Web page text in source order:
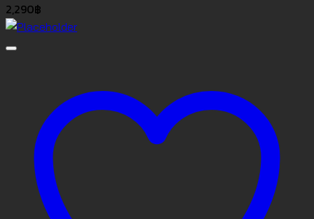
2,290฿